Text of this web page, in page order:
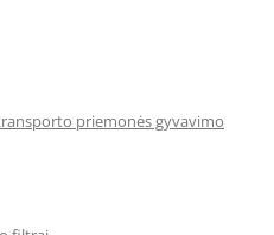
priemonės gyvavimo